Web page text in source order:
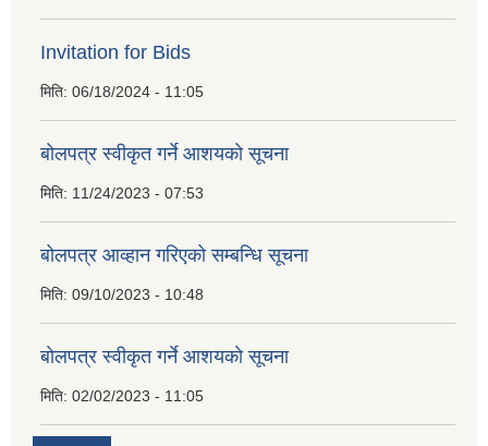
Invitation for Bids
मिति: 06/18/2024 - 11:05
बोलपत्र स्वीकृत गर्ने आशयको सूचना
मिति: 11/24/2023 - 07:53
बोलपत्र आव्हान गरिएको सम्बन्धि सूचना
मिति: 09/10/2023 - 10:48
बाेलपत्र स्वीकृत गर्ने आशयकाे सूचना
मिति: 02/02/2023 - 11:05